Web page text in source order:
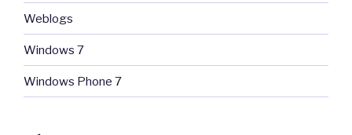
Weblogs
Windows 7
Windows Phone 7